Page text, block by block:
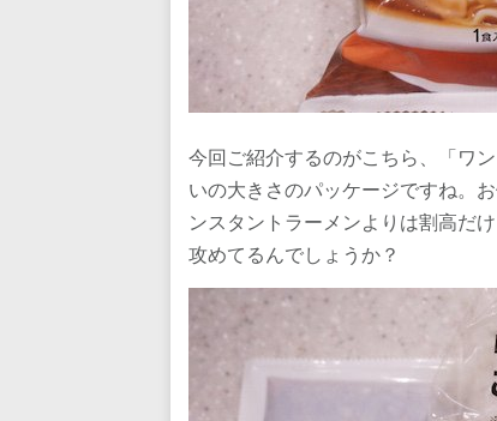
今回ご紹介するのがこちら、「ワ
いの大きさのパッケージですね。
ンスタントラーメンよりは割高だ
攻めてるんでしょうか？